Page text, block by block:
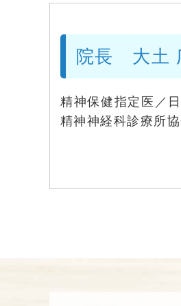
院長 大土
精神保健指定医／
精神神経科診療所